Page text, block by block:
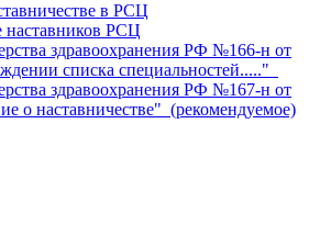
в РСЦ
наставников РСЦ
здравоохранения РФ №166-н от
списка специальностей....."
здравоохранения РФ №167-н от
о наставничестве" (рекомендуемое)